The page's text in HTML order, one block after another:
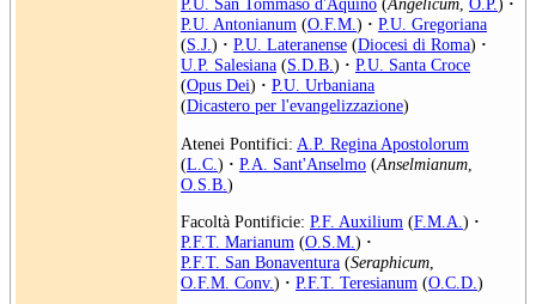
P.U. Antonianum (O.F.M. ) · P.U. Gregoriana
(S.J. ) · P.U. Lateranense (Diocesi di Roma) ·
U.P. Salesiana (S.D.B. ) · P.U. Santa Croce
(Opus Dei) · P.U. Urbaniana
(Dicastero per l'evangelizzazione)
Atenei Pontifici: A.P. Regina Apostolorum
(L.C. ) · P.A. Sant'Anselmo (Anselmianum
O.S.B. )
Facoltà Pontificie: P.F. Auxilium (F.M.A. ) ·
P.F.T. Marianum (O.S.M. ) ·
P.F.T. San Bonaventura (Seraphicum
O.F.M. Conv.) · P.F.T. Teresianum (O.C.D. )